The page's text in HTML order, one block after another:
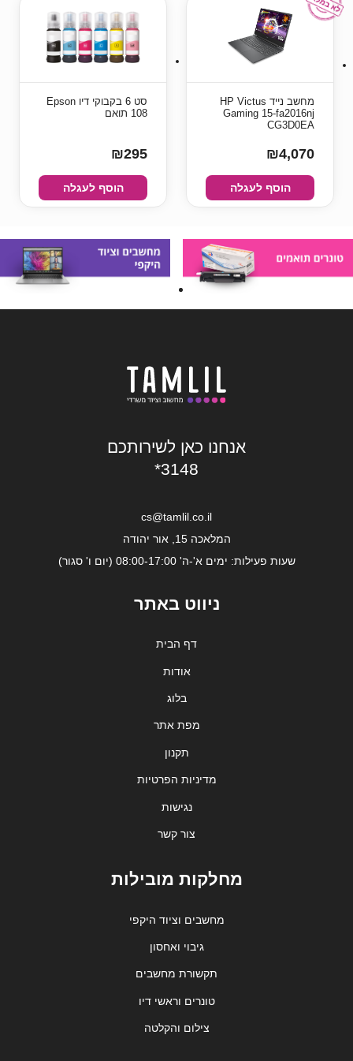
מחשב נייד HP Victus
Gaming 15-fa2016nj
CG3D0EA
₪4,070
הוסף לעגלה
סט 6 בקבוקי דיו Epson
108 תואם
₪295
הוסף לעגלה
אנחנו כאן לשירותכם
*3148
cs@tamlil.co.il
המלאכה 15, אור יהודה
שעות פעילות: ימים א'-ה' 08:00-17:00 (יום ו' סגור)
ניווט באתר
דף הבית
אודות
בלוג
מפת אתר
תקנון
מדיניות הפרטיות
נגישות
צור קשר
מחלקות מובילות
מחשבים וציוד היקפי
גיבוי ואחסון
תקשורת מחשבים
טונרים וראשי דיו
צילום והקלטה